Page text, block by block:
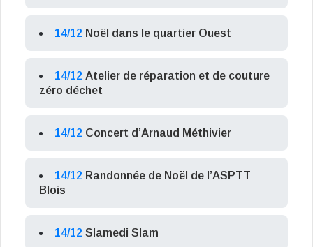
14/12 Noël dans le quartier Ouest
14/12 Atelier de réparation et de couture
zéro déchet
14/12 Concert d’Arnaud Méthivier
14/12 Randonnée de Noël de l’ASPTT
Blois
14/12 Slamedi Slam